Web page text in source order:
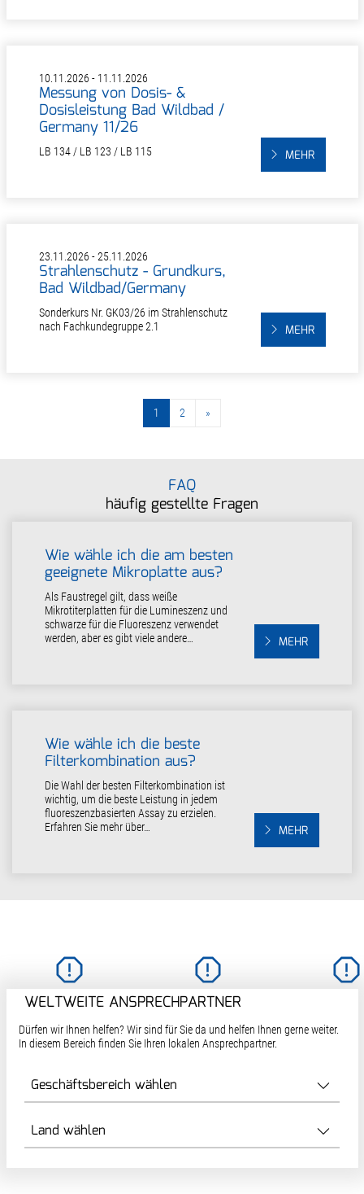
10.11.2026 - 11.11.2026
Messung von Dosis- &
Dosisleistung Bad Wildbad /
Germany 11/26
LB 134 / LB 123 / LB 115 MEHR
23.11.2026 - 25.11.2026
Strahlenschutz - Grundkurs,
Bad Wildbad/Germany
Sonderkurs Nr. GK03/26 im Strahlenschutz
nach Fachkundegruppe 2.1
MEHR
1 2 »
FAQ
häufig gestellte Fragen
Wie wähle ich die am besten
geeignete Mikroplatte aus?
Als Faustregel gilt, dass weiße
Mikrotiterplatten für die Lumineszenz und
schwarze für die Fluoreszenz verwendet
werden, aber es gibt viele andere…
MEHR
Wie wähle ich die beste
Filterkombination aus?
Die Wahl der besten Filterkombination ist
wichtig, um die beste Leistung in jedem
fluoreszenzbasierten Assay zu erzielen.
Erfahren Sie mehr über…
MEHR
WELTWEITE ANSPRECHPARTNER
Dürfen wir Ihnen helfen? Wir sind für Sie da und helfen Ihnen gerne weiter.
In diesem Bereich finden Sie Ihren lokalen Ansprechpartner.